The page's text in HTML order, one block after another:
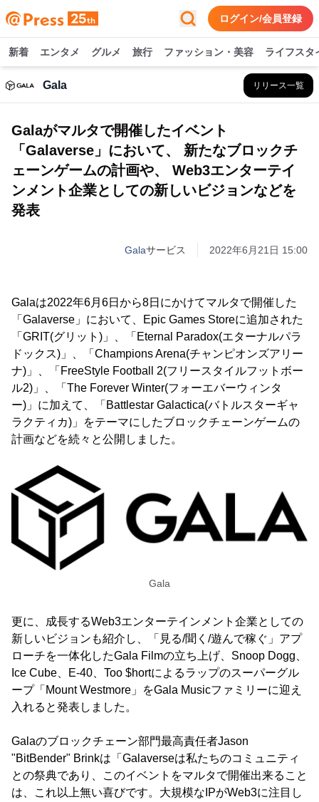
ログイン/会員登録
新着 エンタメ グルメ 旅行 ファッション・美容 ライフスタ
Gala リリース一覧
Galaがマルタで開催したイベント
「Galaverse」において、 新たなブロックチ
ェーンゲームの計画や、 Web3エンターテイ
ンメント企業としての新しいビジョンなどを
発表
Galaサービス 2022年6月21日 15:00
Galaは2022年6月6日から8日にかけてマルタで開催した
「Galaverse」において、Epic Games Storeに追加された
「GRIT(グリット)」、「Eternal Paradox(エターナルパラ
ドックス)」、「Champions Arena(チャンピオンズアリー
ナ)」、「FreeStyle Football 2(フリースタイルフットボー
ル2)」、「The Forever Winter(フォーエバーウィンタ
ー)」に加えて、「Battlestar Galactica(バトルスターギャ
ラクティカ)」をテーマにしたブロックチェーンゲームの
計画などを続々と公開しました。
Gala
更に、成長するWeb3エンターテインメント企業としての
新しいビジョンも紹介し、「見る/聞く/遊んで稼ぐ」アプ
ローチを一体化したGala Filmの立ち上げ、Snoop Dogg、
Ice Cube、E-40、Too $hortによるラップのスーパーグル
ープ「Mount Westmore」をGala Musicファミリーに迎え
入れると発表しました。
Galaのブロックチェーン部門最高責任者Jason
"BitBender" Brinkは「Galaverseは私たちのコミュニティ
との祭典であり、このイベントをマルタで開催出来ること
は、これ以上無い喜びです。大規模なIPがWeb3に注目し